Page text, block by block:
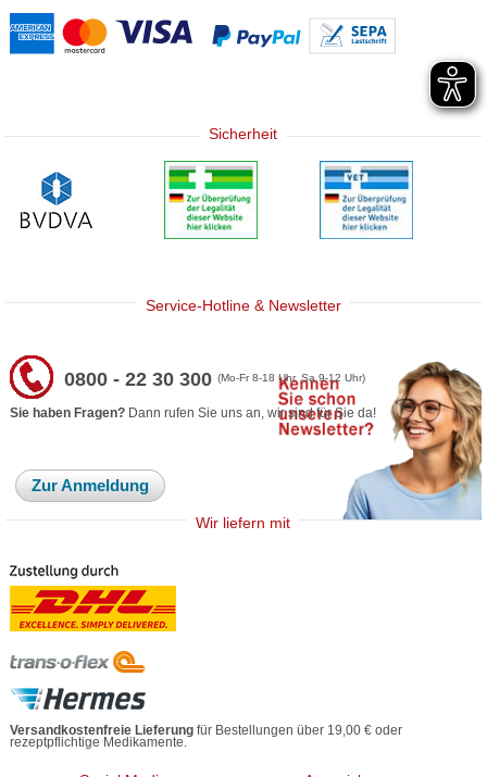
Sicherheit
Service-Hotline & Newsletter
0800 - 22 30 300(Mo-Fr 8-18 Uhr, Sa 9-12 Uhr)
Sie haben Fragen? Dann rufen Sie uns an, wir sind für Sie da!
Zur Anmeldung
Wir liefern mit
Versandkostenfreie Lieferung für Bestellungen über 19,00 € oder
rezeptpflichtige Medikamente.